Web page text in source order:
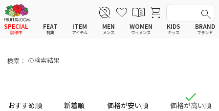
SPECIAL
開催中
FEAT
特集
ITEM
アイテム
新着
MEN
メンズ
新着
WOMEN
ウィメンズ
新着
KIDS
キッズ
新着
BRAND
ブランド
おすすめ順 新着順 価格が安い順 価格が高い順